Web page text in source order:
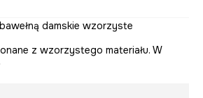
damskie wzorzyste
z wzorzystego materiału. W